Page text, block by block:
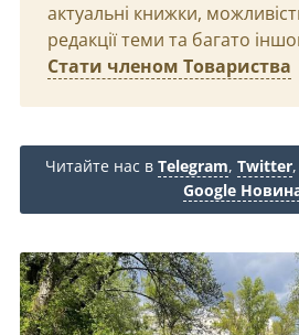
актуальні книжки,
редакції теми та багато
Стати членом Товариства
Читайте нас в Telegram, Twitter,
Google